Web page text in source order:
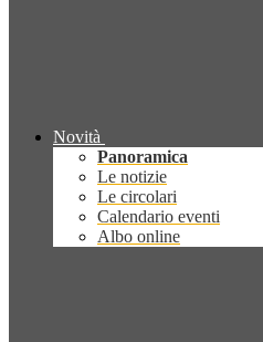
Novità
Panoramica
Le notizie
Le circolari
Calendario eventi
Albo online